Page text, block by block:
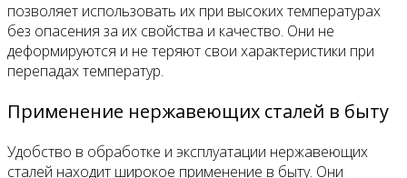
позволяет использовать их при высоких температурах
без опасения за их свойства и качество. Они не
деформируются и не теряют свои характеристики при
перепадах температур.
Применение нержавеющих сталей в быту
Удобство в обработке и эксплуатации нержавеющих
сталей находит широкое применение в быту. Они